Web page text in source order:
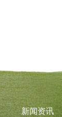
新闻资讯